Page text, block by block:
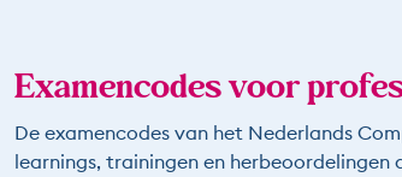
Examencodes voor
De examencodes van het Nederlands
learnings, trainingen en herbeoordelingen